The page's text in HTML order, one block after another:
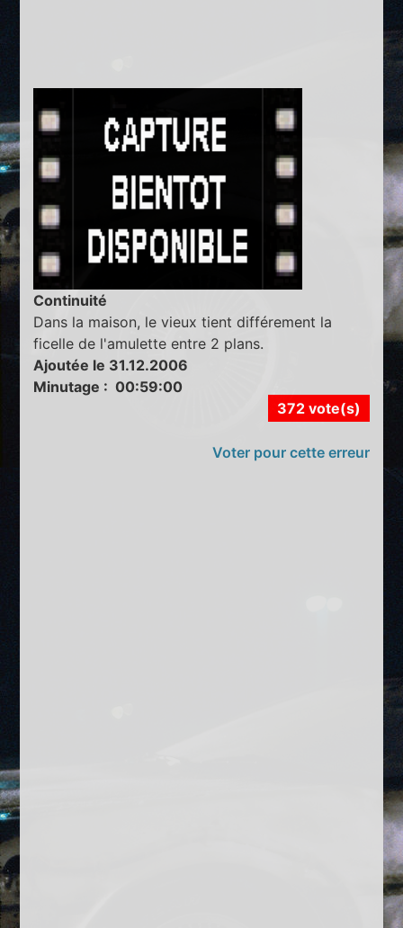
Continuité
Dans la maison, le vieux tient différement la
ficelle de l'amulette entre 2 plans.
Ajoutée le 31.12.2006
Minutage : 00:59:00
372 vote(s)
Voter pour cette erreur